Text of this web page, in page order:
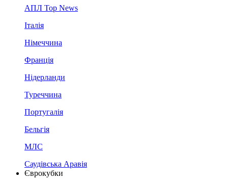
АПЛ Top News
Італія
Німеччина
Франція
Нідерланди
Туреччина
Португалія
Бельгія
МЛС
Саудівська Аравія
Єврокубки